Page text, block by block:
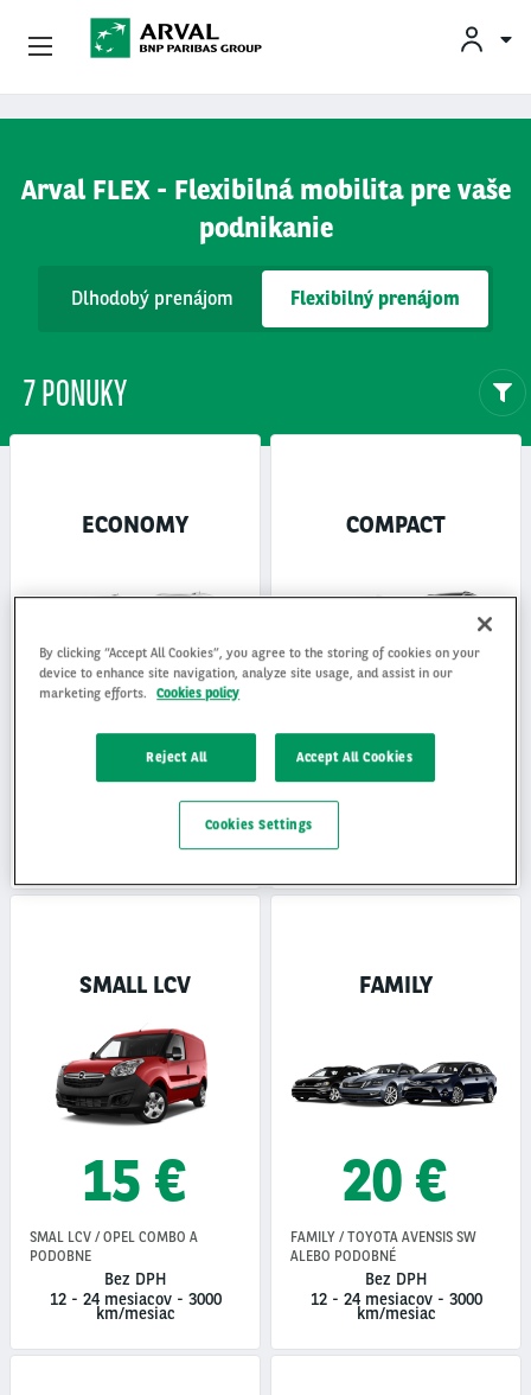
Arval FLEX - Flexibilná mobilita pre vaše
podnikanie
Dlhodobý prenájom Flexibilný prenájom
7 PONUKY
ECONOMY
12 €
COMPACT
15 €
SMALL LCV
15 €
SMAL LCV / OPEL COMBO A
PODOBNE
Bez DPH
12 - 24 mesiacov - 3000
km/mesiac
FAMILY
20 €
FAMILY / TOYOTA AVENSIS SW
ALEBO PODOBNÉ
Bez DPH
12 - 24 mesiacov - 3000
km/mesiac
Podnikatelia
Mobilita
O Spoločnosti Arval
By clicking “Accept All Cookies”, you agree to the storing of cookies on your
device to enhance site navigation, analyze site usage, and assist in our
marketing efforts.
Cookies policy
Reject All Accept All Cookies
Cookies Settings